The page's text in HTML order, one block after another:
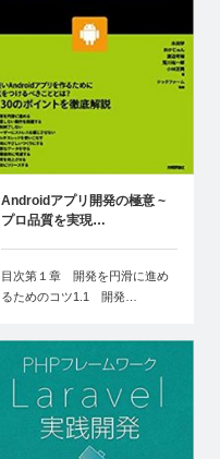
Androidアプリ開発の極意 ~
プロ品質を実現…
目次第１章 開発を円滑に進め
るためのコツ1.1 開発…